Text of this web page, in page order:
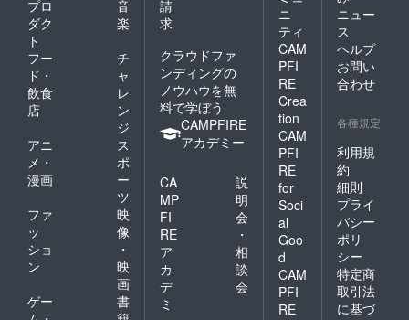
プロ
ダク
ト
音
楽
フー
ド・
飲食
店
チ
ャ
レ
ン
ジ
アニ
メ・
漫画
ス
ポ
ー
ツ
ファ
ッ
ショ
ン
映
像
・
映
画
ゲー
書
請
求
クラウドファ
ンディングの
ノウハウを無
料で学ぼう
CAMPFIRE
アカデミー
CA
MP
FI
RE
ア
カ
デ
ミ
説
明
会
・
相
談
会
ニ
ティ
CAM
PFI
RE
Crea
tion
CAM
PFI
RE
for
Soci
al
Goo
d
CAM
PFI
RE
ニュー
ス
ヘルプ
お問い
合わせ
各種規定
利用規
約
細則
プライ
バシー
ポリ
シー
特定商
取引法
に基づ